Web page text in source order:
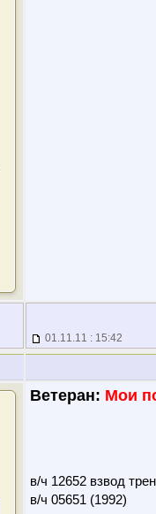
01.11.11 : 15:42
Ветеран: Мои
в/ч 12652 взвод
в/ч 05651 (1992)